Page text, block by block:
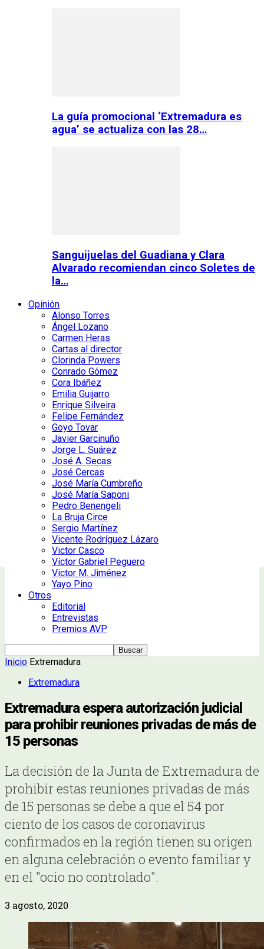
La guía promocional ‘Extremadura es
agua’ se actualiza con las 28…
Sanguijuelas del Guadiana y Clara
Alvarado recomiendan cinco Soletes de
la…
Opinión
Alonso Torres
Ángel Lozano
Carmen Heras
Cartas al director
Clorinda Powers
Conrado Gómez
Cora Ibáñez
Emilia Guijarro
Enrique Silveira
Felipe Fernández
Goyo Tovar
Javier Garcinuño
Jorge L. Suárez
José A. Secas
José Cercas
José María Cumbreño
José María Saponi
Pedro Benengeli
La Bruja Circe
Sergio Martínez
Vicente Rodríguez Lázaro
Victor Casco
Víctor Gabriel Peguero
Victor M. Jiménez
Yayo Pino
Otros
Editorial
Entrevistas
Premios AVP
Inicio Extremadura
Extremadura
Extremadura espera autorización judicial
para prohibir reuniones privadas de más de
15 personas
La decisión de la Junta de Extremadura de
prohibir estas reuniones privadas de más
de 15 personas se debe a que el 54 por
ciento de los casos de coronavirus
confirmados en la región tienen su origen
en alguna celebración o evento familiar y
en el "ocio no controlado".
3 agosto, 2020